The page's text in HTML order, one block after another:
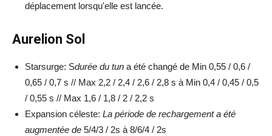
déplacement lorsqu'elle est lancée.
Aurelion Sol
Starsurge: Sdurée du tun a été changé de Min 0,55 / 0,6 /
0,65 / 0,7 s // Max 2,2 / 2,4 / 2,6 / 2,8 s à Min 0,4 / 0,45 / 0,5
/ 0,55 s // Max 1,6 / 1,8 / 2 / 2,2 s
Expansion céleste: La période de rechargement a été
augmentée de 5/4/3 / 2s à 8/6/4 / 2s